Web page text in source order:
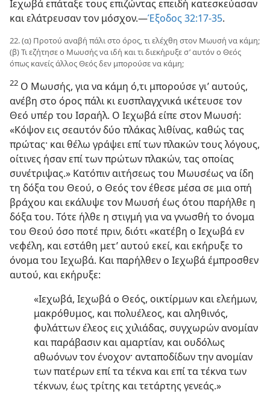
Ιεχωβά επάταξε τους επιζώντας επειδή κατεσκεύασαν
και ελάτρευσαν τον μόσχον.—Έξοδος 32:17-35.
22. (α) Προτού αναβή πάλι στο όρος, τι ελέχθη στον Μωυσή να κάμη;
(β) Τι εζήτησε ο Μωυσής να ιδή και τι διεκήρυξε σ’ αυτόν ο Θεός
όπως κανείς άλλος Θεός δεν μπορούσε να κάμη;
22 Ο Μωυσής, για να κάμη ό,τι μπορούσε γι’ αυτούς,
ανέβη στο όρος πάλι κι ευσπλαγχνικά ικέτευσε τον
Θεό υπέρ του Ισραήλ. Ο Ιεχωβά είπε στον Μωυσή:
«Κόψον εις σεαυτόν δύο πλάκας λιθίνας, καθώς τας
πρώτας· και θέλω γράψει επί των πλακών τους λόγους,
οίτινες ήσαν επί των πρώτων πλακών, τας οποίας
συνέτριψας.» Κατόπιν αιτήσεως του Μωυσέως να ίδη
τη δόξα του Θεού, ο Θεός τον έθεσε μέσα σε μια οπή
βράχου και εκάλυψε τον Μωυσή έως ότου παρήλθε η
δόξα του. Τότε ήλθε η στιγμή για να γνωσθή το όνομα
του Θεού όσο ποτέ πριν, διότι «κατέβη ο Ιεχωβά εν
νεφέλη, και εστάθη μετ’ αυτού εκεί, και εκήρυξε το
όνομα του Ιεχωβά. Και παρήλθεν ο Ιεχωβά έμπροσθεν
αυτού, και εκήρυξε:
«Ιεχωβά, Ιεχωβά ο Θεός, οικτίρμων και ελεήμων,
μακρόθυμος, και πολυέλεος, και αληθινός,
φυλάττων έλεος εις χιλιάδας, συγχωρών ανομίαν
και παράβασιν και αμαρτίαν, και ουδόλως
αθωόνων τον ένοχον· ανταποδίδων την ανομίαν
των πατέρων επί τα τέκνα και επί τα τέκνα των
τέκνων, έως τρίτης και τετάρτης γενεάς.»